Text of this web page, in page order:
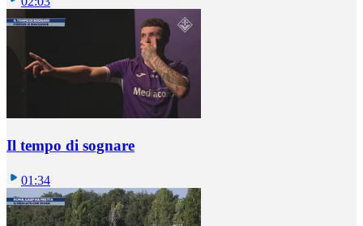
Il tempo di sognare
01:34